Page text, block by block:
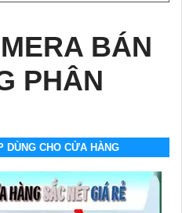
BÁN
PHÂN
DÙNG CHO CỬA HÀNG